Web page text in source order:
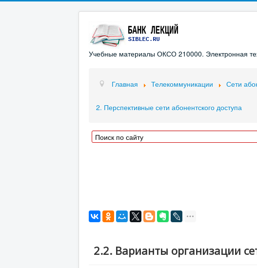
Учебные материалы ОКСО 210000. Электронная
Главная Телекоммуникации Сети
2. Перспективные сети абонентского доступа
2.2. Варианты организации